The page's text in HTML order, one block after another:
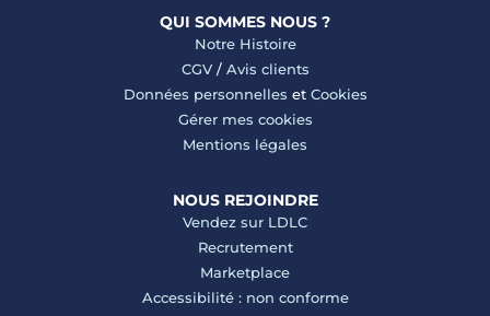
QUI SOMMES NOUS ?
Notre Histoire
CGV/ Avis clients
Données personnelles et Cookies
Gérer mes cookies
Mentions légales
NOUS REJOINDRE
Vendez sur LDLC
Recrutement
Marketplace
Accessibilité : non conforme